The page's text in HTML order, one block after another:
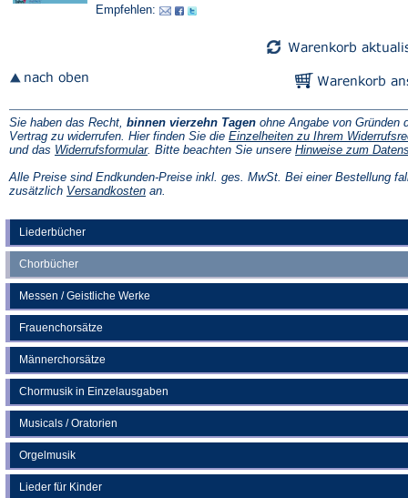
Liederbücher
Chorbücher
Messen / Geistliche Werke
Frauenchorsätze
Männerchorsätze
Chormusik in Einzelausgaben
Musicals / Oratorien
Orgelmusik
Lieder für Kinder
Empfehlen:
Sie haben das Recht, binnen vierzehn Tagen ohne Angabe von Gründen
Vertrag zu widerrufen. Hier finden Sie die Einzelheiten zu Ihrem
und das Widerrufsformular(Öffnet
einem
neuen
. Bitte beachten Sie unsere Hinweise zum
Alle Preise sind Endkunden-Preise inkl. ges. MwSt. Bei einer Bestellung
zusätzlich Versandkosten(Öffnet
an.